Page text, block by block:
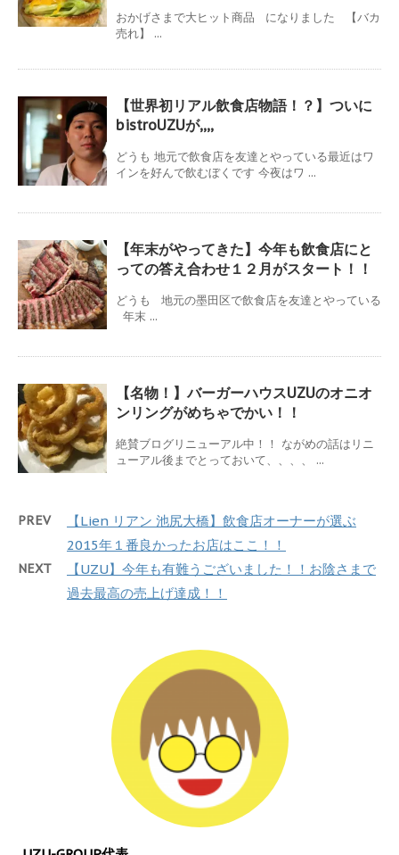
おかげさまで大ヒット商品 になりました 【バカ
売れ】 ...
【世界初リアル飲食店物語！？】ついに
bistroUZUが,,,,
どうも 地元で飲食店を友達とやっている最近はワ
インを好んで飲むぼくです 今夜はワ ...
【年末がやってきた】今年も飲食店にと
っての答え合わせ１２月がスタート！！
どうも 地元の墨田区で飲食店を友達とやっている
年末 ...
【名物！】バーガーハウスUZUのオニオ
ンリングがめちゃでかい！！
絶賛ブログリニューアル中！！ ながめの話はリニ
ューアル後までとっておいて、、、、 ...
PREV
【Lien リアン 池尻大橋】飲食店オーナーが選ぶ
2015年１番良かったお店はここ！！
NEXT
【UZU】今年も有難うございました！！お陰さまで
過去最高の売上げ達成！！